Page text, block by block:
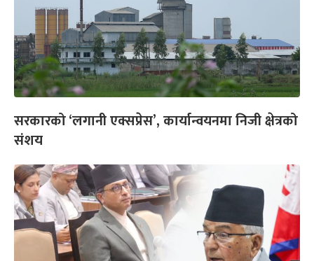
सरकारको ‘लगानी एक्सप्रेस’, कार्यान्वयनमा निजी क्षेत्रको
संशय